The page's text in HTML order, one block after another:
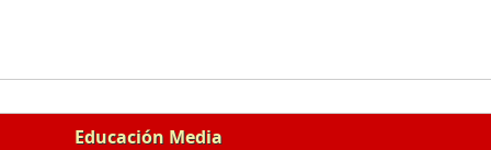
Educación Media